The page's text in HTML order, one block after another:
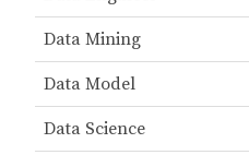
Data Mining
Data Model
Data Science